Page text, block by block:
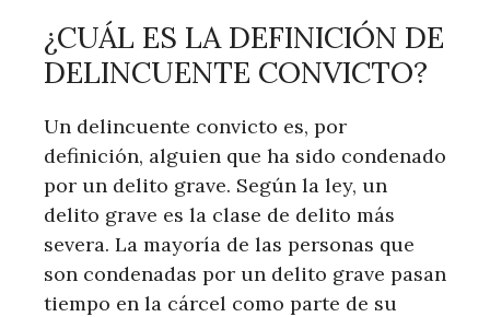
¿CUÁL ES LA DEFINICIÓN DE
DELINCUENTE CONVICTO?
Un delincuente convicto es, por
definición, alguien que ha sido condenado
por un delito grave. Según la ley, un
delito grave es la clase de delito más
severa. La mayoría de las personas que
son condenadas por un delito grave pasan
tiempo en la cárcel como parte de su